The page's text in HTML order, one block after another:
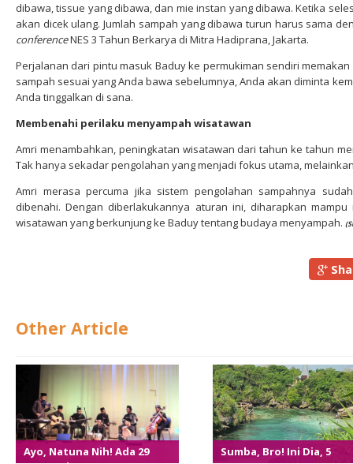
dibawa, tissue yang dibawa, dan mie instan yang dibawa. Ketika
akan dicek ulang. Jumlah sampah yang dibawa turun harus sama
conferenceNES 3 Tahun Berkarya di Mitra Hadiprana, Jakarta.
Perjalanan dari pintu masuk Baduy ke permukiman sendiri
sampah sesuai yang Anda bawa sebelumnya, Anda akan diminta
Anda tinggalkan di sana.
Membenahi perilaku menyampah wisatawan
Amri menambahkan, peningkatan wisatawan dari tahun ke tahun
Tak hanya sekadar pengolahan yang menjadi fokus utama,
Amri merasa percuma jika sistem pengolahan sampahnya
dibenahi. Dengan diberlakukannya aturan ini, diharapkan
wisatawan yang berkunjung ke Baduy tentang budaya menyampah.
Other Article
Ayo, Natuna Nih! Ada 29
Sumba, Bro! Ini Dia, 5